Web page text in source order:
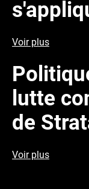
Voir plus
lutte
de
Voir plus